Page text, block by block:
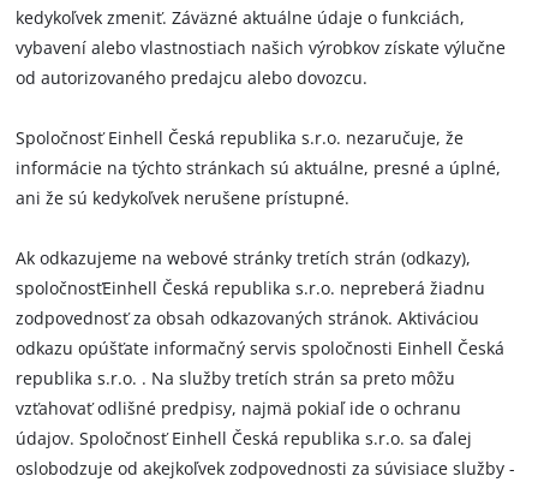
kedykoľvek zmeniť. Záväzné aktuálne údaje o funkciách,
vybavení alebo vlastnostiach našich výrobkov získate výlučne
od autorizovaného predajcu alebo dovozcu.
Spoločnosť Einhell Česká republika s.r.o. nezaručuje, že
informácie na týchto stránkach sú aktuálne, presné a úplné,
ani že sú kedykoľvek nerušene prístupné.
Ak odkazujeme na webové stránky tretích strán (odkazy),
spoločnosťEinhell Česká republika s.r.o. nepreberá žiadnu
zodpovednosť za obsah odkazovaných stránok. Aktiváciou
odkazu opúšťate informačný servis spoločnosti Einhell Česká
republika s.r.o. . Na služby tretích strán sa preto môžu
vzťahovať odlišné predpisy, najmä pokiaľ ide o ochranu
údajov. Spoločnosť Einhell Česká republika s.r.o. sa ďalej
oslobodzuje od akejkoľvek zodpovednosti za súvisiace služby -